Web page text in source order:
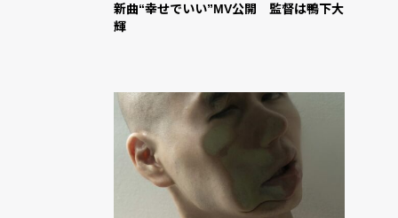
新曲“幸せでいい”MV公開 監督は鴨下大
輝